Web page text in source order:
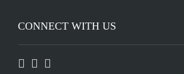
CONNECT WITH US